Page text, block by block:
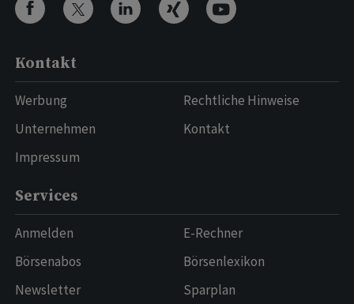
Kontakt
Werbung
Unternehmen
Impressum
Rechtliche Hinweise
Kontakt
Services
Anmelden
Börsenabos
Newsletter
E-Rechner
Börsenlexikon
Sparplan